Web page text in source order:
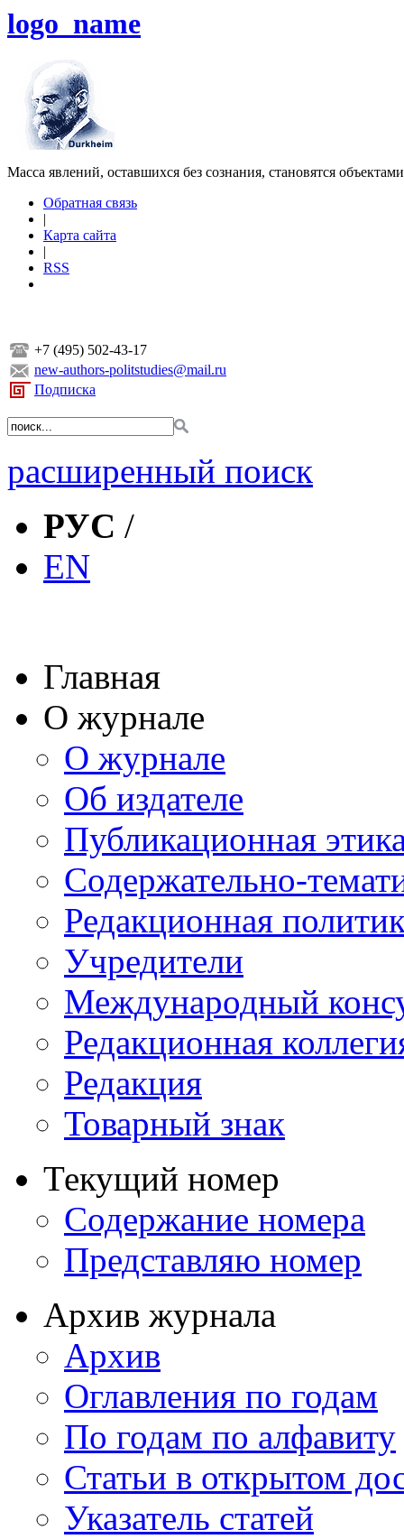
logo_name
Масса явлений, оставшихся без сознания, становятся
Обратная связь
|
Карта сайта
|
RSS
+7 (495) 502-43-17
new-authors-politstudies@mail.ru
Подписка
расширенный поиск
РУС /
EN
Главная
О журнале
О журнале
Об издателе
Публикационная
Содержательно-
Редакционная
Учредители
Международный
Редакционная
Редакция
Товарный знак
Текущий номер
Содержание номера
Представляю номер
Архив журнала
Архив
Оглавления по годам
По годам по алфавиту
Статьи в открытом
Указатель статей